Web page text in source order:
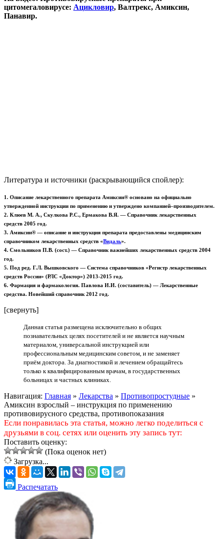
цитомегаловирусе: Ацикловир, Валтрекс, Амиксин,
Панавир.
Литература и источники (раскрывающийся спойлер):
1. Описание лекарственного препарата Амиксин® основано на официально
утвержденной инструкции по применению и утверждено компанией–производителем.
2. Клюев М. А., Скулкова Р.С., Ермакова В.Я. — Справочник лекарственных
средств 2005 год.
3. Амиксин® — описание и инструкция препарата предоставлены медицинским
справочником лекарственных средств «Видаль».
4. Смольников П.В. (сост.) — Справочник важнейших лекарственных средств 2004
год.
5. Под ред. Г.Л. Вышковского — Система справочников «Регистр лекарственных
средств России» (РЛС «Доктор») 2013-2015 год.
6. Фармация и фармакология. Павлова И.И. (составитель) — Лекарственные
средства. Новейший справочник 2012 год.
[свернуть]
Данная статья размещена исключительно в общих
познавательных целях посетителей и не является научным
материалом, универсальной инструкцией или
профессиональным медицинским советом, и не заменяет
приём доктора. За диагностикой и лечением обращайтесь
только к квалифицированным врачам, в государственных
больницах и частных клиниках.
Навигация: Главная » Лекарства » Противопростудные »
Амиксин взрослый – инструкция по применению
противовирусного средства, противопоказания
Если понравилась эта статья, можно легко поделиться с
друзьями в соц. сетях или оценить эту запись тут:
Поставить оценку:
(Пока оценок нет)
Загрузка...
Распечатать